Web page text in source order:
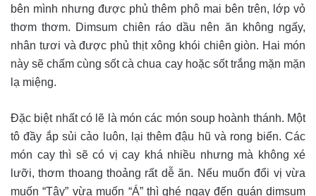
bên mình nhưng được phủ thêm phô mai bên trên, lớp vỏ
thơm thơm. Dimsum chiên ráo dầu nên ăn không ngấy,
nhân tươi và được phủ thịt xông khói chiên giòn. Hai món
này sẽ chấm cùng sốt cà chua cay hoặc sốt trắng mặn mặn
lạ miệng.
Đặc biệt nhất có lẽ là món các món soup hoành thánh. Một
tô đầy ắp sủi cảo luôn, lại thêm đậu hũ và rong biển. Các
món cay thì sẽ có vị cay khá nhiều nhưng mà không xé
lưỡi, thơm thoang thoảng rất dễ ăn. Nếu muốn đổi vị vừa
muốn “Tây” vừa muốn “Á” thì ghé ngay đến quán dimsum